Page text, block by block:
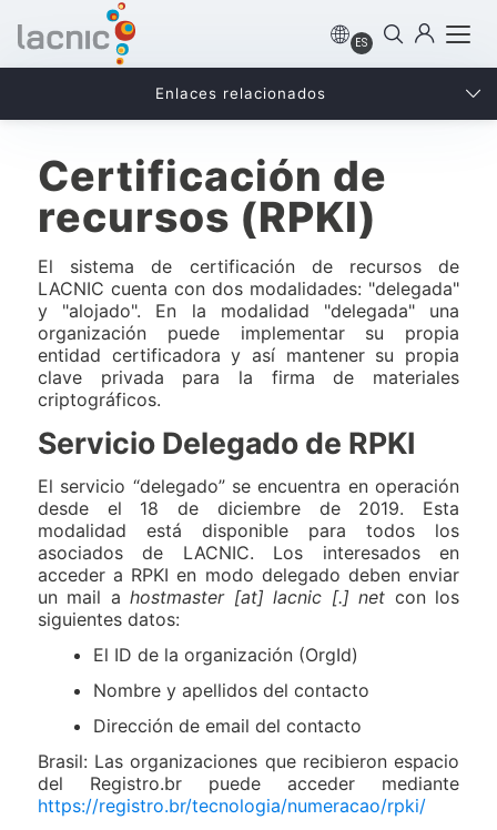
ES
Certificación de
recursos (RPKI)
El sistema de certificación de recursos de
LACNIC cuenta con dos modalidades: "delegada"
y "alojado". En la modalidad "delegada" una
organización puede implementar su propia
entidad certificadora y así mantener su propia
clave privada para la firma de materiales
criptográficos.
Servicio Delegado de RPKI
El servicio “delegado” se encuentra en operación
desde el 18 de diciembre de 2019. Esta
modalidad está disponible para todos los
asociados de LACNIC. Los interesados en
acceder a RPKI en modo delegado deben enviar
un mail ahostmaster [at] lacnic [.] net con los
siguientes datos:
El ID de la organización (OrgId)
Nombre y apellidos del contacto
Dirección de email del contacto
Brasil: Las organizaciones que recibieron espacio
del Registro.br puede acceder mediante
https://registro.br/tecnologia/numeracao/rpki/
Enlaces relacionados